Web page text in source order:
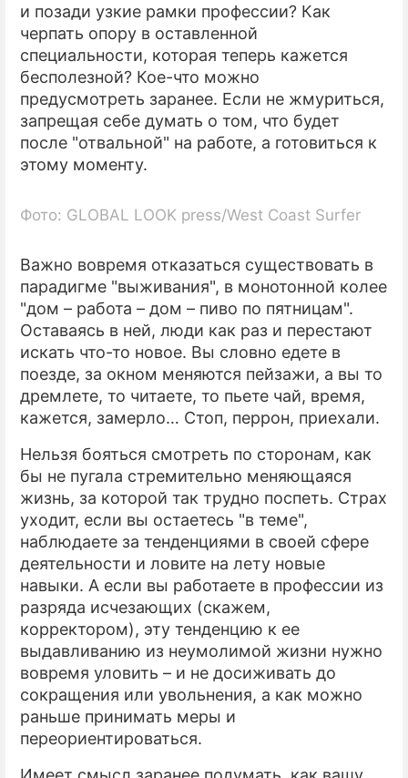
и позади узкие рамки профессии? Как
черпать опору в оставленной
специальности, которая теперь кажется
бесполезной? Кое-что можно
предусмотреть заранее. Если не жмуриться,
запрещая себе думать о том, что будет
после "отвальной" на работе, а готовиться к
этому моменту.
Фото: GLOBAL LOOK press/West Coast Surfer
Важно вовремя отказаться существовать в
парадигме "выживания", в монотонной колее
"дом – работа – дом – пиво по пятницам".
Оставаясь в ней, люди как раз и перестают
искать что-то новое. Вы словно едете в
поезде, за окном меняются пейзажи, а вы то
дремлете, то читаете, то пьете чай, время,
кажется, замерло… Стоп, перрон, приехали.
Нельзя бояться смотреть по сторонам, как
бы не пугала стремительно меняющаяся
жизнь, за которой так трудно поспеть. Страх
уходит, если вы остаетесь "в теме",
наблюдаете за тенденциями в своей сфере
деятельности и ловите на лету новые
навыки. А если вы работаете в профессии из
разряда исчезающих (скажем,
корректором), эту тенденцию к ее
выдавливанию из неумолимой жизни нужно
вовремя уловить – и не досиживать до
сокращения или увольнения, а как можно
раньше принимать меры и
переориентироваться.